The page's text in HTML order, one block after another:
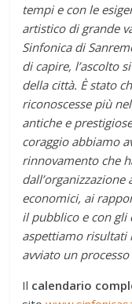
tempi e con le
artistico di grande
Sinfonica di
di capire, l’ascolto
della città. È stato
riconoscesse più
antiche e
coraggio abbiamo
rinnovamento che
economici, ai
il pubblico e con
aspettiamo risultati
avviato un
Il calendario